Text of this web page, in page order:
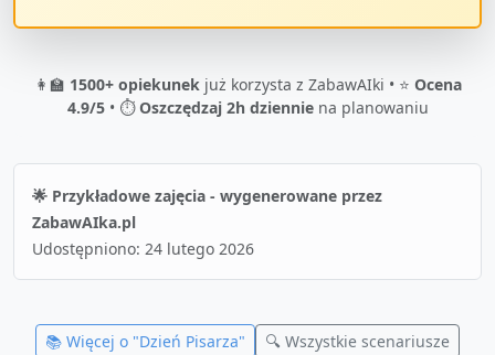
👩‍🏫 1500+ opiekunekjuż korzysta z ZabawAIki • ⭐ Ocena
4.9/5• ⏱️Oszczędzaj 2h dzienniena planowaniu
🌟 Przykładowe zajęcia - wygenerowane przez
ZabawAIka.pl
Udostępniono: 24 lutego 2026
📚 Więcej o "Dzień Pisarza" 🔍 Wszystkie scenariusze